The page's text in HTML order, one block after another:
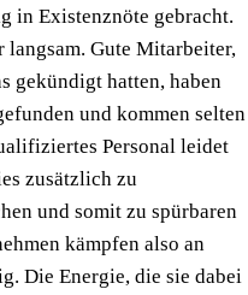
in Existenznöte gebracht.
Gute Mitarbeiter,
gekündigt hatten, haben
und kommen selten
Personal leidet
zusätzlich zu
und somit zu spürbaren
kämpfen also an
Die Energie, die sie dabei